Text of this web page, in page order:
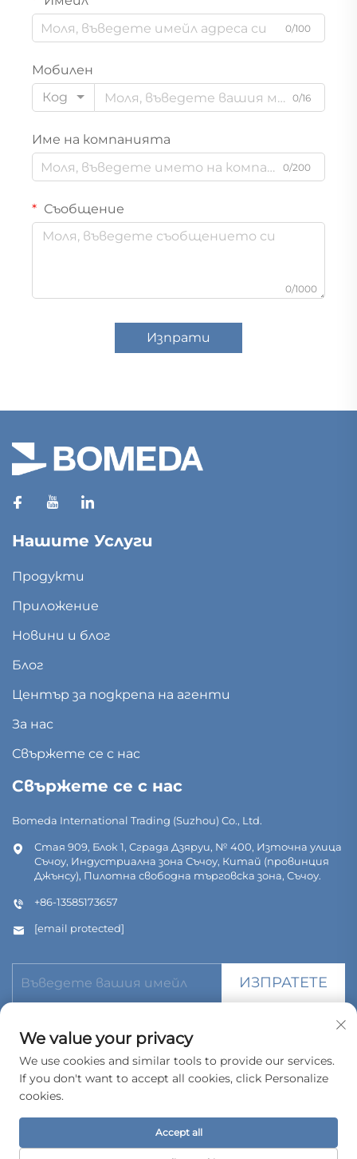
0/100
Мобилен
Код
0/16
Име на компанията
0/200
Съобщение
0/1000
Изпрати
Нашите Услуги
Продукти
Приложение
Новини и блог
Блог
Център за подкрепа на агенти
За нас
Свържете се с нас
Свържете се с нас
Bomeda International Trading (Suzhou) Co., Ltd.
Стая 909, Блок 1, Сграда Дзяруи, № 400, Източна улица
Съчоу, Индустриална зона Съчоу, Китай (провинция
Джънсу), Пилотна свободна търговска зона, Съчоу.
+86-13585173657
[email protected]
ИЗПРАТЕТЕ
© Всички права запазени. Bomeda International Trading
Политика за поверителност
We value your privacy
We use cookies and similar tools to provide our services.
If you don't want to accept all cookies, click Personalize
cookies.
Accept all